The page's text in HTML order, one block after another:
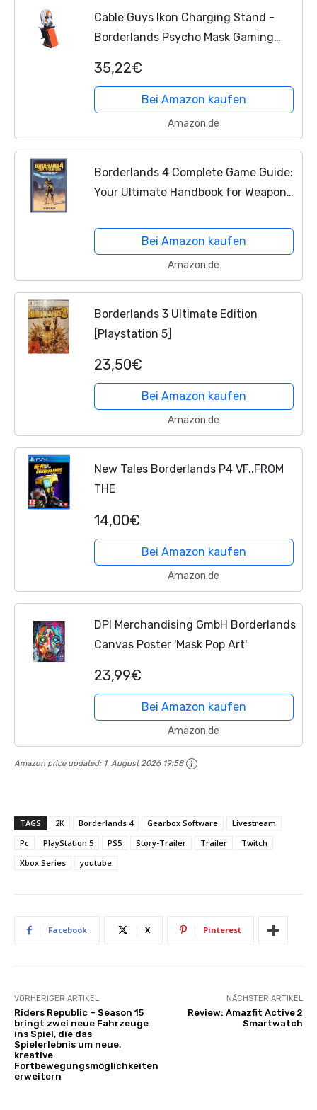
Cable Guys Ikon Charging Stand -
Borderlands Psycho Mask Gaming
for Most Controllers (Xbox, Play
Nintendo Switch)...
35,22€
Bei Amazon kaufen
Amazon.de
Borderlands 4 Complete Game Guide:
Your Ultimate Handbook for Weapons,
Strategies
Bei Amazon kaufen
Amazon.de
Borderlands 3 Ultimate Edition
[Playstation 5]
23,50€
Bei Amazon kaufen
Amazon.de
New Tales Borderlands P4 VF..FROM
THE
14,00€
Bei Amazon kaufen
Amazon.de
DPI Merchandising GmbH Borderlands
Canvas Poster 'Mask Pop Art'
23,99€
Bei Amazon kaufen
Amazon.de
Amazon price updated: 1. August 2026 19:58
TAGS 2K Borderlands 4 Gearbox Software
Livestream
Pc
PlayStation 5 PS5 Story-Trailer Trailer
Twitch
Xbox Series
youtube
Facebook X Pinterest
VORHERIGER ARTIKEL
Riders Republic – Season 15
bringt zwei neue Fahrzeuge
ins Spiel, die das
Spielerlebnis um neue,
kreative
Fortbewegungsmöglichkeiten
erweitern
NÄCHSTER ARTIKEL
Review: Amazfit Active 2
Smartwatch